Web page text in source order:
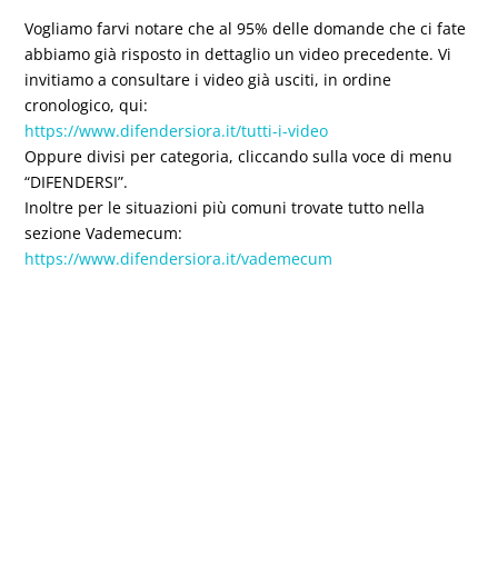
Vogliamo farvi notare che al 95% delle domande che ci fate
abbiamo già risposto in dettaglio un video precedente. Vi
invitiamo a consultare i video già usciti, in ordine
cronologico, qui:
https://www.difendersiora.it/tutti-i-video
Oppure divisi per categoria, cliccando sulla voce di menu
“DIFENDERSI”.
Inoltre per le situazioni più comuni trovate tutto nella
sezione Vademecum:
https://www.difendersiora.it/vademecum